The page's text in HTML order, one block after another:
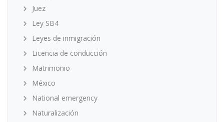
Juez
Ley SB4
Leyes de inmigración
Licencia de conducción
Matrimonio
México
National emergency
Naturalización